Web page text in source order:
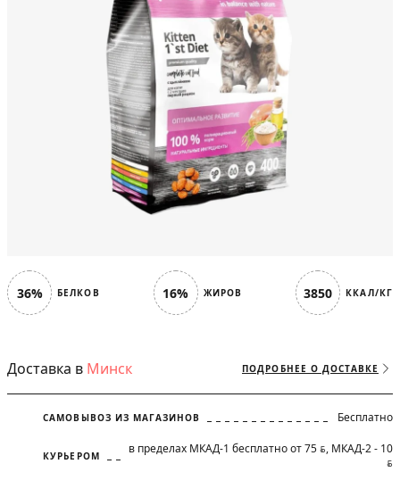
36% БЕЛКОВ 16% ЖИРОВ 3850 ККАЛ/КГ
Доставка в Минск ПОДРОБНЕЕ О ДОСТАВКЕ
САМОВЫВОЗ ИЗ МАГАЗИНОВ Бесплатно
КУРЬЕРОМ в пределах МКАД-1 бесплатно от 75 BYN, МКАД-2 - 10
BYN